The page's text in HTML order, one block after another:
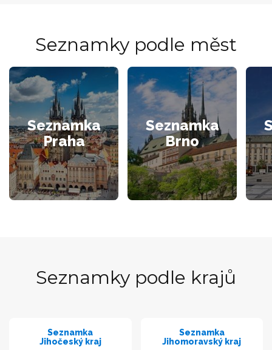
Seznamky podle měst
Seznamka
Praha
Seznamka
Brno
Seznamky podle krajů
Seznamka
Jihočeský kraj
Seznamka
Jihomoravský kraj